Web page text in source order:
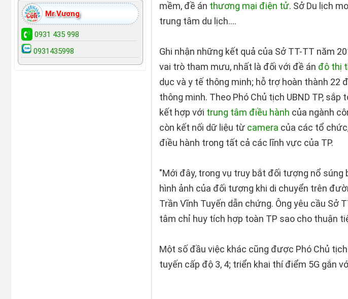
mềm, đề án thương mại điện tử. Sở Du lịch
trung tâm du lịch....
Ghi nhận những kết quả của Sở TT-TT năm
vai trò tham mưu, nhất là đối với đề án đô thị
dục và y tế thông minh; hỗ trợ hoàn thành 22
thông minh. Theo Phó Chủ tịch UBND TP,
kết hợp với trung tâm điều hành của ngành
còn kết nối dữ liệu từ camera của các tổ
điều hành trong tất cả các lĩnh vực của TP.
"Mới đây, trong vụ truy bắt đối tượng nổ súng
hình ảnh của đối tượng khi di chuyển trên
Trần Vĩnh Tuyến dẫn chứng. Ông yêu cầu Sở
tâm chỉ huy tích hợp toàn TP sao cho thuận
Một số đầu việc khác cũng được Phó Chủ
tuyến cấp độ 3, 4; triển khai thí điểm 5G gắn
Mr.Vương
0931 435 998
0931435998